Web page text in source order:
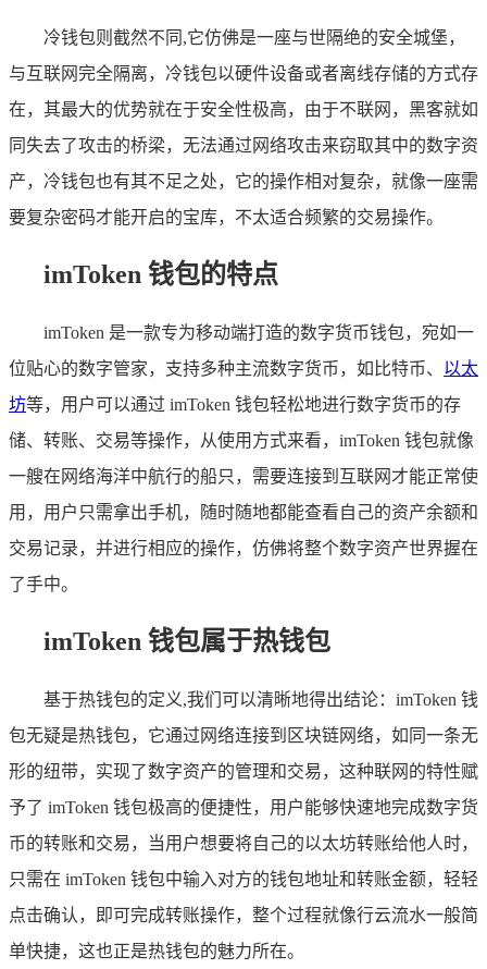
冷钱包则截然不同,它仿佛是一座与世隔绝的安全城堡，
与互联网完全隔离，冷钱包以硬件设备或者离线存储的方式存
在，其最大的优势就在于安全性极高，由于不联网，黑客就如
同失去了攻击的桥梁，无法通过网络攻击来窃取其中的数字资
产，冷钱包也有其不足之处，它的操作相对复杂，就像一座需
要复杂密码才能开启的宝库，不太适合频繁的交易操作。
imToken 钱包的特点
imToken 是一款专为移动端打造的数字货币钱包，宛如一
位贴心的数字管家，支持多种主流数字货币，如比特币、 以太
坊等，用户可以通过 imToken 钱包轻松地进行数字货币的存
储、转账、交易等操作，从使用方式来看，imToken 钱包就像
一艘在网络海洋中航行的船只，需要连接到互联网才能正常使
用，用户只需拿出手机，随时随地都能查看自己的资产余额和
交易记录，并进行相应的操作，仿佛将整个数字资产世界握在
了手中。
imToken 钱包属于热钱包
基于热钱包的定义,我们可以清晰地得出结论：imToken 钱
包无疑是热钱包，它通过网络连接到区块链网络，如同一条无
形的纽带，实现了数字资产的管理和交易，这种联网的特性赋
予了 imToken 钱包极高的便捷性，用户能够快速地完成数字货
币的转账和交易，当用户想要将自己的以太坊转账给他人时，
只需在 imToken 钱包中输入对方的钱包地址和转账金额，轻轻
点击确认，即可完成转账操作，整个过程就像行云流水一般简
单快捷，这也正是热钱包的魅力所在。